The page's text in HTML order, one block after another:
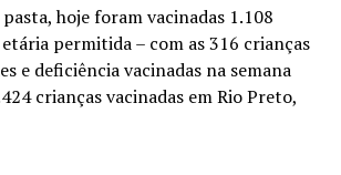
hoje foram vacinadas 1.108
permitida – com as 316 crianças
e deficiência vacinadas na semana
crianças vacinadas em Rio Preto,